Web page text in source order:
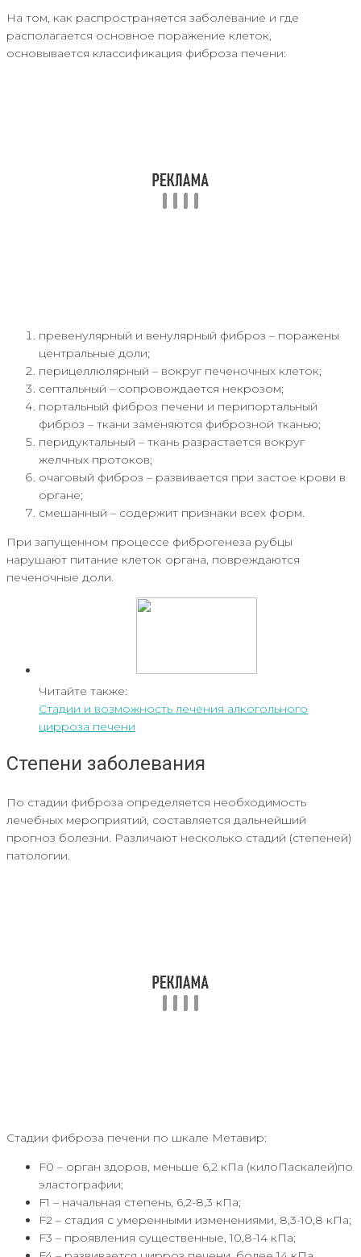
На том, как распространяется заболевание и где
располагается основное поражение клеток,
основывается классификация фиброза печени:
превенулярный и венулярный фиброз – поражены
центральные доли;
перицеллюлярный – вокруг печеночных клеток;
септальный – сопровождается некрозом;
портальный фиброз печени и перипортальный
фиброз – ткани заменяются фиброзной тканью;
перидуктальный – ткань разрастается вокруг
желчных протоков;
очаговый фиброз – развивается при застое крови в
органе;
смешанный – содержит признаки всех форм.
При запущенном процессе фиброгенеза рубцы
нарушают питание клеток органа, повреждаются
печеночные доли.
Читайте также:
Стадии и возможность лечения алкогольного
цирроза печени
Степени заболевания
По стадии фиброза определяется необходимость
лечебных мероприятий, составляется дальнейший
прогноз болезни. Различают несколько стадий (степеней)
патологии.
Стадии фиброза печени по шкале Метавир:
F0 – орган здоров, меньше 6,2 кПа (килоПаскалей)по
эластографии;
F1 – начальная степень, 6,2-8,3 кПа;
F2 – стадия с умеренными изменениями, 8,3-10,8 кПа;
F3 – проявления существенные, 10,8-14 кПа;